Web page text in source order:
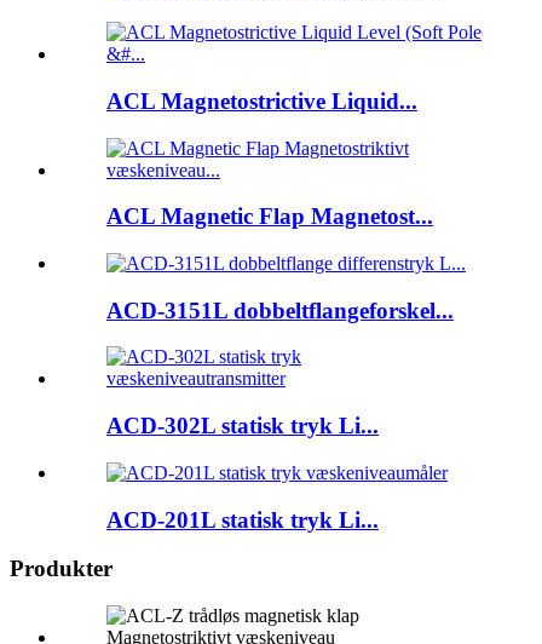
ACL Magnetostrictive Liquid...
ACL Magnetic Flap Magnetost...
ACD-3151L dobbeltflangeforskel...
ACD-302L statisk tryk Li...
ACD-201L statisk tryk Li...
Produkter